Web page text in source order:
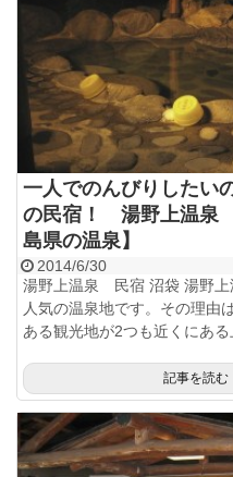
一人でのんびりしたい
の民宿！ 湯野上温泉
島県の温泉】
2014/6/30
湯野上温泉 民宿 沼袋 湯野上
人気の温泉地です。その理由
ある観光地が2つも近くにあ
記事を読む